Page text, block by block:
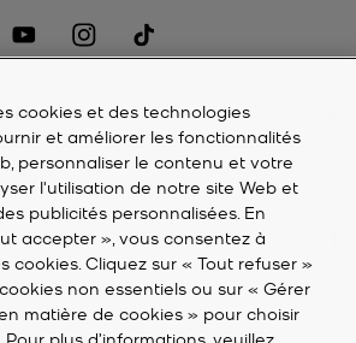
cookies et des technologies
et améliorer les fonctionnalités
personnaliser le contenu et votre
l'utilisation de notre site Web et
publicités personnalisées. En
accepter », vous consentez à
cookies. Cliquez sur « Tout refuser »
non essentiels ou sur « Gérer
matière de cookies » pour choisir
plus d’informations, veuillez